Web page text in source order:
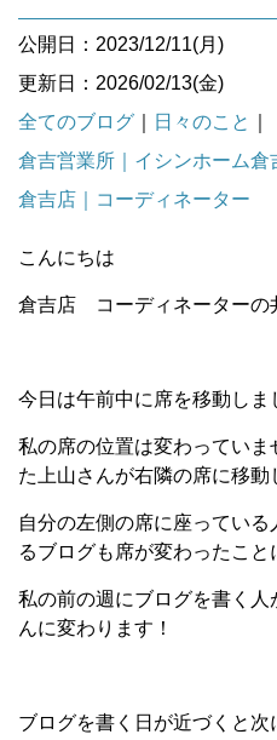
公開日：2023/12/11(月)
更新日：2026/02/13(金)
全てのブログ
日々のこと
倉吉営業所｜イシンホーム倉
倉吉店｜コーディネーター
こんにちは
倉吉店 コーディネーターの
今日は午前中に席を移動しま
私の席の位置は変わってい
た上山さんが右隣の席に移動
自分の左側の席に座っている
るブログも席が変わったこと
私の前の週にブログを書く
んに変わります！
ブログを書く日が近づくと